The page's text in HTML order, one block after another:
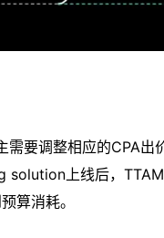
要调整相应的CPA出
上线后，
算消耗。